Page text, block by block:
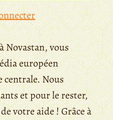
Novastan, vous
européen
centrale. Nous
et pour le rester,
votre aide ! Grâce à